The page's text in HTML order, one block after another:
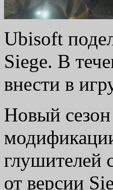
Ubisoft
Siege. В
внести в
Новый сезон
глушителей
от версии